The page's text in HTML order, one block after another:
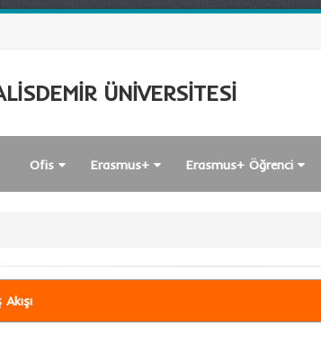
ÜNİVERSİTESİ
Ofis Erasmus+ Erasmus+ Öğrenci
Akışı